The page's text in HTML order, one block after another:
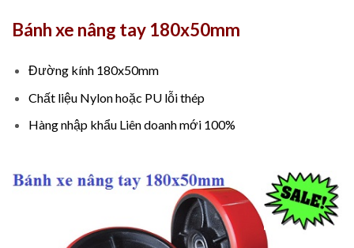
Bánh xe nâng tay 180x50mm
Đường kính 180x50mm
Chất liệu Nylon hoặc PU lỗi thép
Hàng nhập khẩu Liên doanh mới 100%